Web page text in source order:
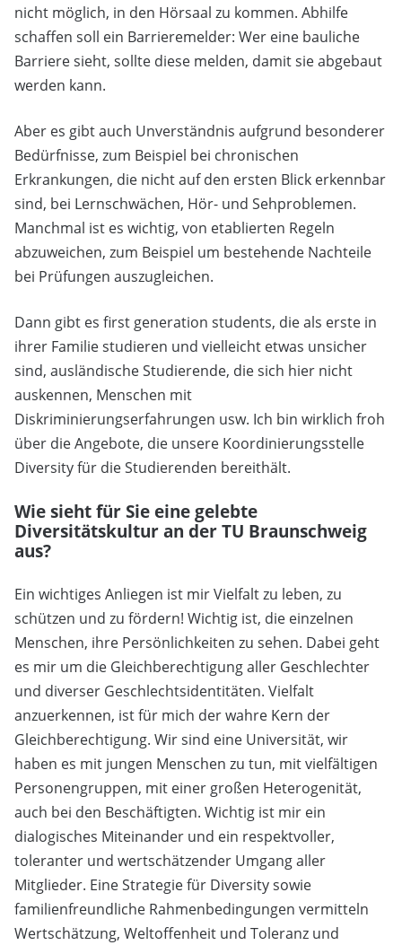
nicht möglich, in den Hörsaal zu kommen. Abhilfe
schaffen soll ein Barrieremelder: Wer eine bauliche
Barriere sieht, sollte diese melden, damit sie abgebaut
werden kann.
Aber es gibt auch Unverständnis aufgrund besonderer
Bedürfnisse, zum Beispiel bei chronischen
Erkrankungen, die nicht auf den ersten Blick erkennbar
sind, bei Lernschwächen, Hör- und Sehproblemen.
Manchmal ist es wichtig, von etablierten Regeln
abzuweichen, zum Beispiel um bestehende Nachteile
bei Prüfungen auszugleichen.
Dann gibt es first generation students, die als erste in
ihrer Familie studieren und vielleicht etwas unsicher
sind, ausländische Studierende, die sich hier nicht
auskennen, Menschen mit
Diskriminierungserfahrungen usw. Ich bin wirklich froh
über die Angebote, die unsere Koordinierungsstelle
Diversity für die Studierenden bereithält.
Wie sieht für Sie eine gelebte
Diversitätskultur an der TU Braunschweig
aus?
Ein wichtiges Anliegen ist mir Vielfalt zu leben, zu
schützen und zu fördern! Wichtig ist, die einzelnen
Menschen, ihre Persönlichkeiten zu sehen. Dabei geht
es mir um die Gleichberechtigung aller Geschlechter
und diverser Geschlechtsidentitäten. Vielfalt
anzuerkennen, ist für mich der wahre Kern der
Gleichberechtigung. Wir sind eine Universität, wir
haben es mit jungen Menschen zu tun, mit vielfältigen
Personengruppen, mit einer großen Heterogenität,
auch bei den Beschäftigten. Wichtig ist mir ein
dialogisches Miteinander und ein respektvoller,
toleranter und wertschätzender Umgang aller
Mitglieder. Eine Strategie für Diversity sowie
familienfreundliche Rahmenbedingungen vermitteln
Wertschätzung, Weltoffenheit und Toleranz und